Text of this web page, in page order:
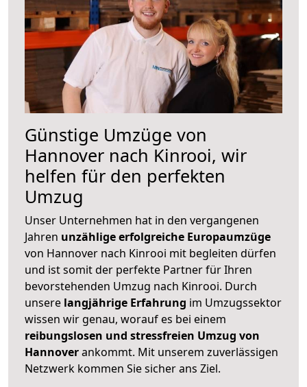
Günstige Umzüge von
Hannover nach Kinrooi, wir
helfen für den perfekten
Umzug
Unser Unternehmen hat in den vergangenen
Jahren unzählige erfolgreiche Europaumzüge
von Hannover nach Kinrooi mit begleiten dürfen
und ist somit der perfekte Partner für Ihren
bevorstehenden Umzug nach Kinrooi. Durch
unsere langjährige Erfahrung im Umzugssektor
wissen wir genau, worauf es bei einem
reibungslosen und stressfreien Umzug von
Hannoverankommt. Mit unserem zuverlässigen
Netzwerk kommen Sie sicher ans Ziel.